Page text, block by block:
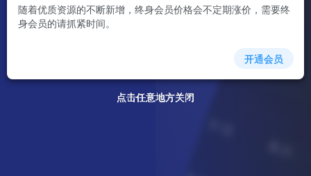
点击任意地方关闭
点击任意地方关闭
点击任意地方关闭
点击任意地方关闭
随着优质资源的不断新增，终身会员价格会不定期涨价，需要终
身会员的请抓紧时间。
开通会员